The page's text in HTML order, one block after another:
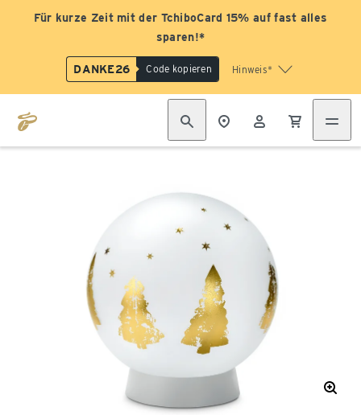
Für kurze Zeit mit der TchiboCard 15% auf fast alles
sparen!*
DANKE26 Code kopieren Hinweis*